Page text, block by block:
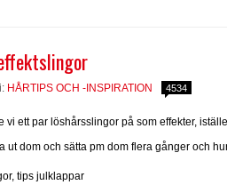
HÅRTIPS OCH -INSPIRATION 4534
vi ett par löshårsslingor på som effekter,
ut dom och sätta pm dom flera gånger och